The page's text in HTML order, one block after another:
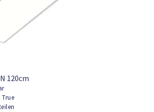
120cm